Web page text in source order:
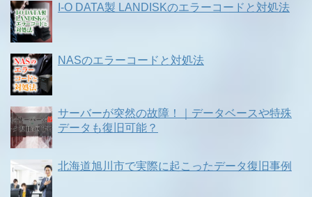
I-O DATA製 LANDISKのエラーコードと対処法
NASのエラーコードと対処法
サーバーが突然の故障！｜データベースや特殊
データも復旧可能？
北海道旭川市で実際に起こったデータ復旧事例